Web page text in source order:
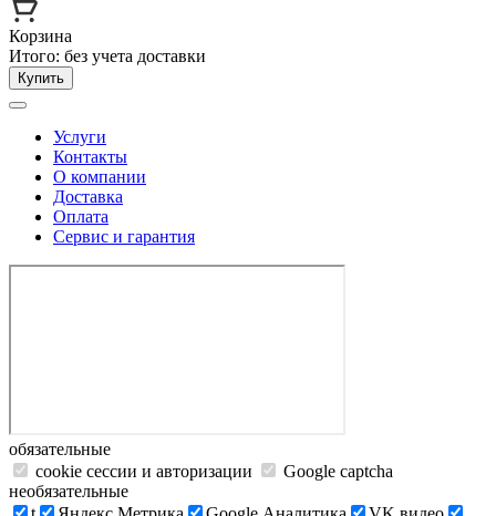
Корзина
Итого: без учета доставки
Купить
Услуги
Контакты
О компании
Доставка
Оплата
Сервис и гарантия
обязательные
cookie сессии и авторизации
Google captcha
необязательные